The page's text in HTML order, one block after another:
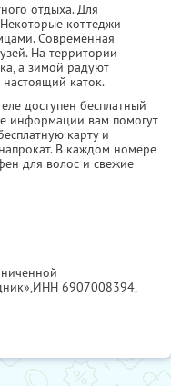
отдыха. Для
коттеджи
Современная
На территории
а зимой радуют
каток.
доступен бесплатный
информации вам помогут
карту и
В каждом номере
для волос и свежие
ИНН 6907008394,